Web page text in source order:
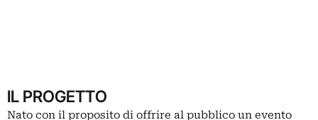
IL PROGETTO
Nato con il proposito di offrire al pubblico un evento